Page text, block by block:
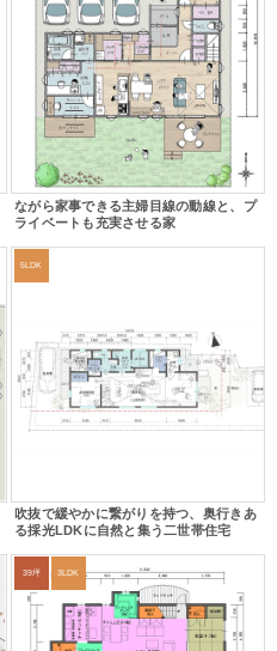
ながら家事できる主婦目線の動線と、プ
ライベートも充実させる家
5LDK
吹抜で緩やかに繋がりを持つ、奥行きあ
る採光LDKに自然と集う二世帯住宅
39坪 3LDK